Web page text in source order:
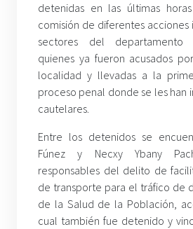
detenidas en las últimas
comisión de diferentes acciones
sectores del departamento
quienes ya fueron acusados
localidad y llevadas a la
proceso penal donde se les han
cautelares.
Entre los detenidos se
Fúnez y Necxy Ybany
responsables del delito de
de transporte para el tráfico de
de la Salud de la Población,
cual también fue detenido y